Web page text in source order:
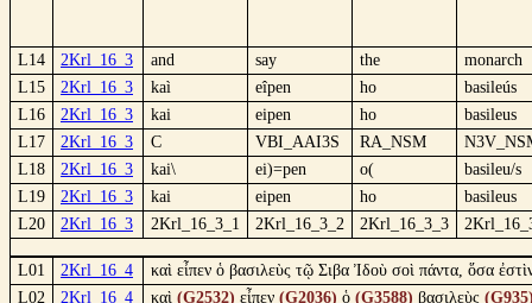
L14 2Krl_16_3 and say the
monarch
L15
2Krl_16_3 kaì eîpen ho
basileús
L16
2Krl_16_3 kai eipen ho
basileus
L17
2Krl_16_3 C VBI_AAI3S RA_NSM
L18
2Krl_16_3 kai\ ei)=pen o(
basileu/s
L19
2Krl_16_3 kai eipen ho
basileus
L20
2Krl_16_3 2Krl_16_3_1 2Krl_16_3_2 2Krl_16_3_3
L01 2Krl_16_4
καὶ εἶπεν ὁ βασιλεὺς τῷ Σιβα Ἰδοὺ σοὶ πάντα, ὅσα
L02
2Krl_16_4 καὶ (G2532) εἶπεν (G2036) ὁ (G3588) βασιλεὺς